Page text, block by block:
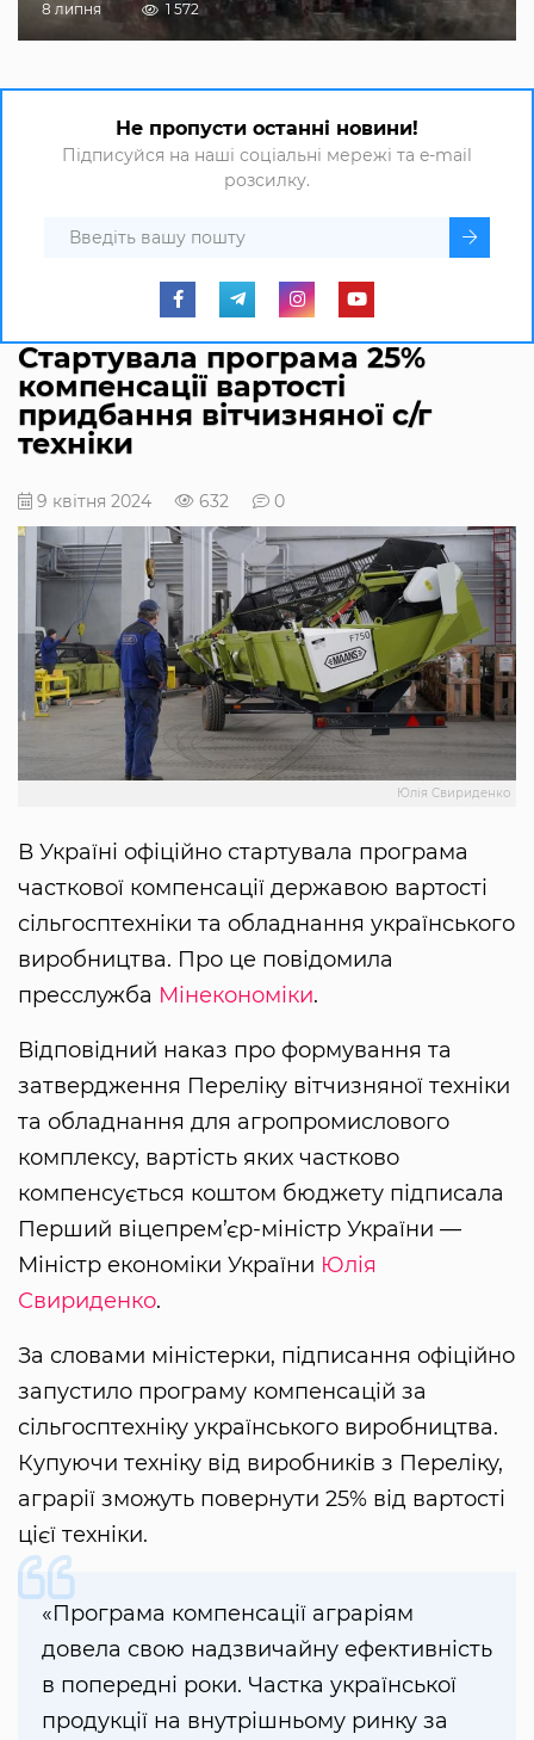
8 липня 1 572
Не пропусти останні новини!
Підписуйся на наші соціальні мережі та e-mail
розсилку.
Стартувала програма 25%
компенсації вартості
придбання вітчизняної с/г
техніки
9 квітня 2024 632 0
Юлія Свириденко
В Україні офіційно стартувала програма
часткової компенсації державою вартості
сільгосптехніки та обладнання українського
виробництва. Про це повідомила
пресслужба Мінекономіки.
Відповідний наказ про формування та
затвердження Переліку вітчизняної техніки
та обладнання для агропромислового
комплексу, вартість яких частково
компенсується коштом бюджету підписала
Перший віцепрем’єр-міністр України —
Міністр економіки України Юлія
Свириденко.
За словами міністерки, підписання офіційно
запустило програму компенсацій за
сільгосптехніку українського виробництва.
Купуючи техніку від виробників з Переліку,
аграрії зможуть повернути 25% від вартості
цієї техніки.
«Програма компенсації аграріям
довела свою надзвичайну ефективність
в попередні роки. Частка української
продукції на внутрішньому ринку за